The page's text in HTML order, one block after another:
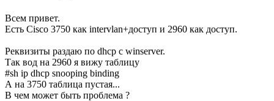
Всем привет.
Есть Cisco 3750 как intervlan+доступ и 2960 как доступ.
Реквизиты раздаю по dhcp c winserver.
Так вод на 2960 я вижу таблицу
#sh ip dhcp snooping binding
А на 3750 таблица пустая...
В чем может быть проблема ?